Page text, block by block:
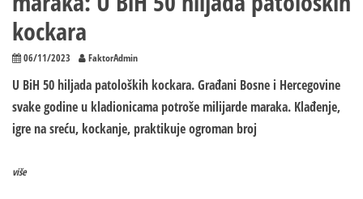
kockara
06/11/2023 FaktorAdmin
U BiH 50 hiljada patoloških kockara. Građani Bosne i Hercegovine
svake godine u kladionicama potroše milijarde maraka. Klađenje,
igre na sreću, kockanje, praktikuje ogroman broj
više